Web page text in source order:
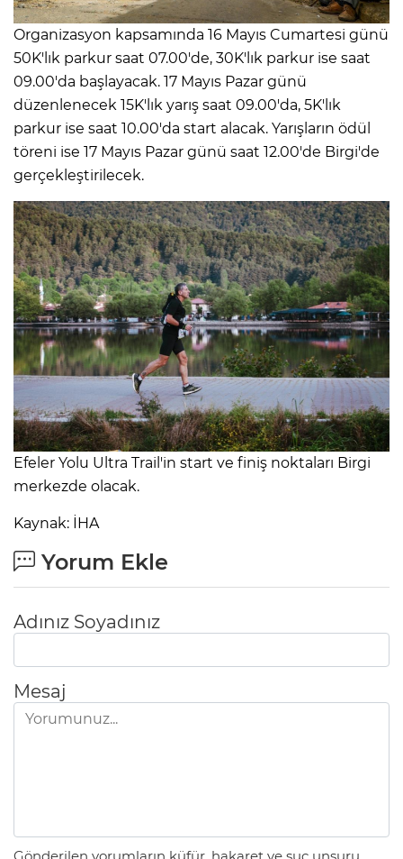
Organizasyon kapsamında 16 Mayıs Cumartesi günü
50K'lık parkur saat 07.00'de, 30K'lık parkur ise saat
09.00'da başlayacak. 17 Mayıs Pazar günü
düzenlenecek 15K'lık yarış saat 09.00'da, 5K'lık
parkur ise saat 10.00'da start alacak. Yarışların ödül
töreni ise 17 Mayıs Pazar günü saat 12.00'de Birgi'de
gerçekleştirilecek.
Efeler Yolu Ultra Trail'in start ve finiş noktaları Birgi
merkezde olacak.
Kaynak: İHA
Yorum Ekle
Adınız Soyadınız
Mesaj